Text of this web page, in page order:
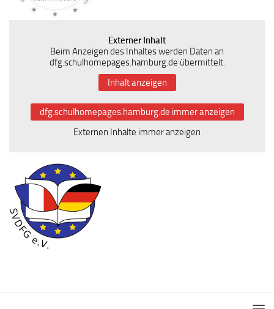
Externer Inhalt
Beim Anzeigen des Inhaltes werden Daten an
dfg.schulhomepages.hamburg.de übermittelt.
Inhalt anzeigen
dfg.schulhomepages.hamburg.de immer anzeigen
Externen Inhalte immer anzeigen